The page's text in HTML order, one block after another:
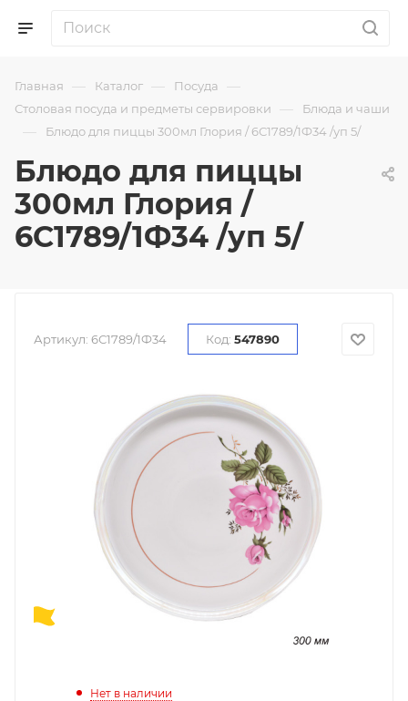
Главная — Каталог — Посуда —
Столовая посуда и предметы сервировки — Блюда и чаши
— Блюдо для пиццы 300мл Глория / 6С1789/1Ф34 /уп 5/
Блюдо для пиццы
300мл Глория /
6С1789/1Ф34 /уп 5/
Артикул: 6С1789/1Ф34 Код: 547890
Нет в наличии